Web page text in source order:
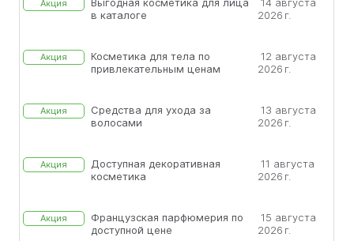
Акция
в каталоге
2026 г.
Акция
Косметика для тела по
привлекательным ценам
12 августа
2026 г.
Акция
Средства для ухода за
волосами
13 августа
2026 г.
Акция
Доступная декоративная
косметика
11 августа
2026 г.
Акция
Французская парфюмерия по
доступной цене
15 августа
2026 г.